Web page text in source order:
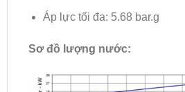
Áp lực tối đa: 5.68 bar.g
Sơ đồ lượng nước: